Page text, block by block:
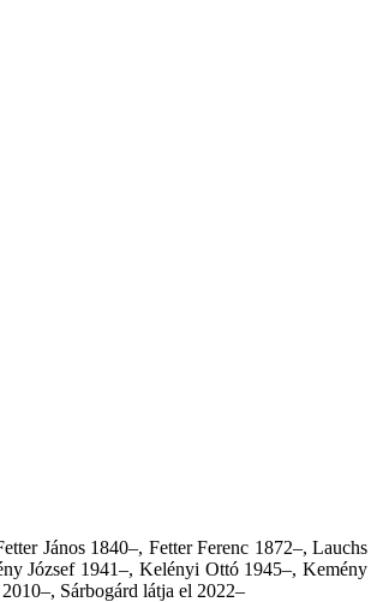
János 1840–, Fetter Ferenc 1872–, Lauchs
József 1941–, Kelényi Ottó 1945–, Kemény
, Sárbogárd látja el 2022–